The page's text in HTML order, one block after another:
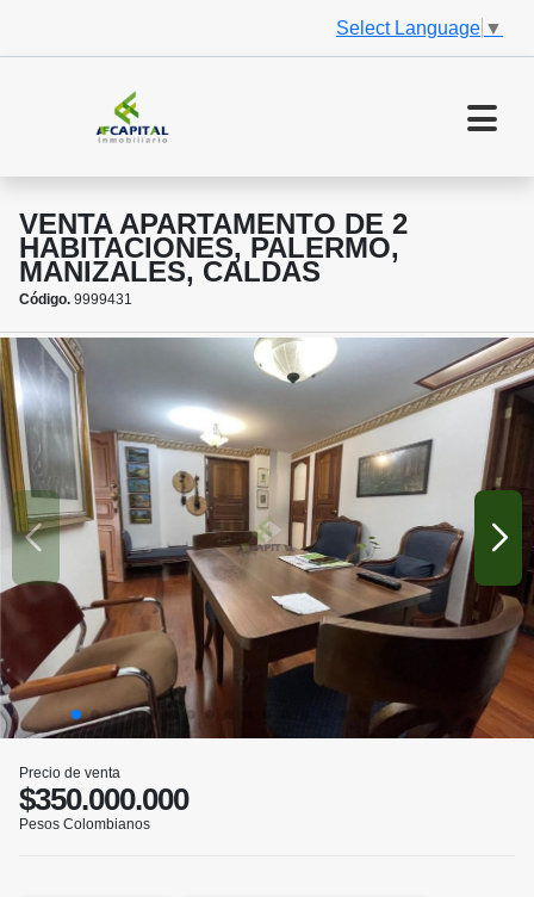
Select Language ▼
VENTA APARTAMENTO DE 2
HABITACIONES, PALERMO,
MANIZALES, CALDAS
Código. 9999431
Precio de venta
$350.000.000
Pesos Colombianos